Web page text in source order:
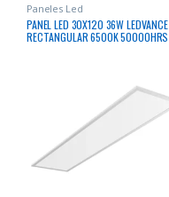
Paneles Led
PANEL LED 30X120 36W LEDVANCE
RECTANGULAR 6500K 50000HRS